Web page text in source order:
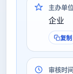
主办单
企业
复制
审核时间